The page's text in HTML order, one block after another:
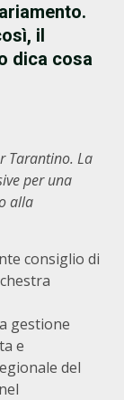
il
dica cosa
Tarantino. La
per una
alla
consiglio di
gestione
e
del